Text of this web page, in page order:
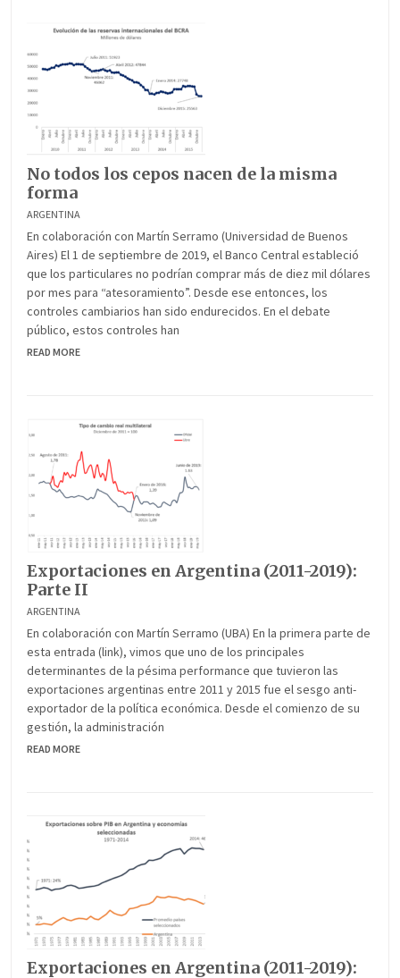
No todos los cepos nacen de la misma
forma
ARGENTINA
En colaboración con Martín Serramo (Universidad de Buenos
Aires) El 1 de septiembre de 2019, el Banco Central estableció
que los particulares no podrían comprar más de diez mil dólares
por mes para “atesoramiento”. Desde ese entonces, los
controles cambiarios han sido endurecidos. En el debate
público, estos controles han
READ MORE
Exportaciones en Argentina (2011-2019):
Parte II
ARGENTINA
En colaboración con Martín Serramo (UBA) En la primera parte de
esta entrada (link), vimos que uno de los principales
determinantes de la pésima performance que tuvieron las
exportaciones argentinas entre 2011 y 2015 fue el sesgo anti-
exportador de la política económica. Desde el comienzo de su
gestión, la administración
READ MORE
Exportaciones en Argentina (2011-2019):